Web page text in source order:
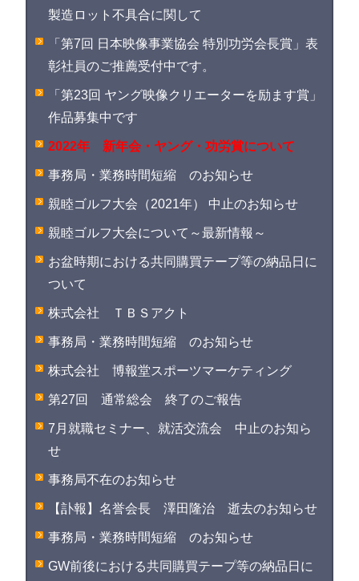
製造ロット不具合に関して
「第7回 日本映像事業協会 特別功労会長賞」表
彰社員のご推薦受付中です。
「第23回 ヤング映像クリエーターを励ます賞」
作品募集中です
2022年 新年会・ヤング・功労賞について
事務局・業務時間短縮 のお知らせ
親睦ゴルフ大会（2021年） 中止のお知らせ
親睦ゴルフ大会について～最新情報～
お盆時期における共同購買テープ等の納品日に
ついて
株式会社 ＴＢＳアクト
事務局・業務時間短縮 のお知らせ
株式会社 博報堂スポーツマーケティング
第27回 通常総会 終了のご報告
7月就職セミナー、就活交流会 中止のお知ら
せ
事務局不在のお知らせ
【訃報】名誉会長 澤田隆治 逝去のお知らせ
事務局・業務時間短縮 のお知らせ
GW前後における共同購買テープ等の納品日に